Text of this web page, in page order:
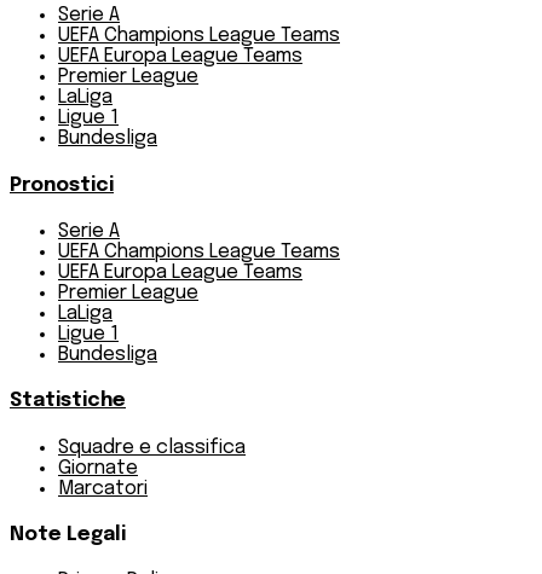
Serie A
UEFA Champions League Teams
UEFA Europa League Teams
Premier League
LaLiga
Ligue 1
Bundesliga
Pronostici
Serie A
UEFA Champions League Teams
UEFA Europa League Teams
Premier League
LaLiga
Ligue 1
Bundesliga
Statistiche
Squadre e classifica
Giornate
Marcatori
Note Legali